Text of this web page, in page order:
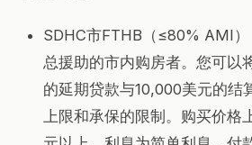
SDHC市FTHB（≤80% AMI
总援助的市内购房者。您可以
的延期贷款与10,000美元的结
上限和承保的限制。购买价格